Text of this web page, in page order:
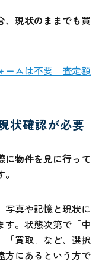
現状のままでも買
ームは不要｜査定額
状確認が必要
に物件を見に行って
写真や記憶と現状に
す。状態次第で「中
「買取」など、選択
方にあるという方で